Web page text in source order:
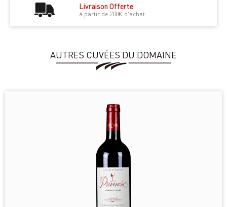
Livraison Offerte
à partir de 200€ d'achat
AUTRES CUVÉES DU DOMAINE